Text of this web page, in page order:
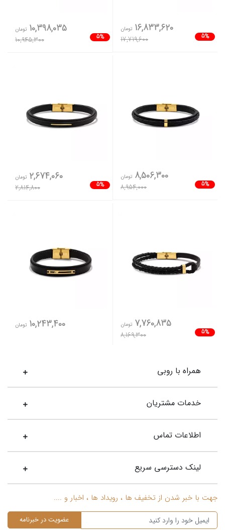
5%
16,833,620 تومان
17,719,600
5%
10,398,035 تومان
10,945,300
5%
8,506,300 تومان
8,954,000
5%
2,674,060 تومان
2,814,800
5%
7,760,835 تومان
8,169,300
10,243,400 تومان
همراه با روبی
خدمات مشتریان
اطلاعات تماس
لینک دسترسی سریع
جهت با خبر شدن از تخفیف ها ، رویداد ها ، اخبار و ....